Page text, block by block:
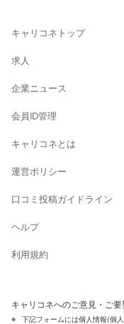
キャリコネトップ
求人
企業ニュース
会員ID管理
キャリコネとは
運営ポリシー
口コミ投稿ガイドライン
ヘルプ
利用規約
キャリコネへのご意見・ご要
下記フォームには個人情報(個